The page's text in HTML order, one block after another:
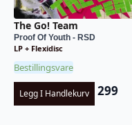
The Go! Team
Proof Of Youth - RSD
LP + Flexidisc
Bestillingsvare
Legg I Handlekurv 299